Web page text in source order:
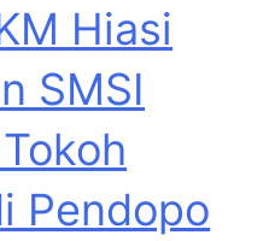
Hiasi
SMSI
Pendopo